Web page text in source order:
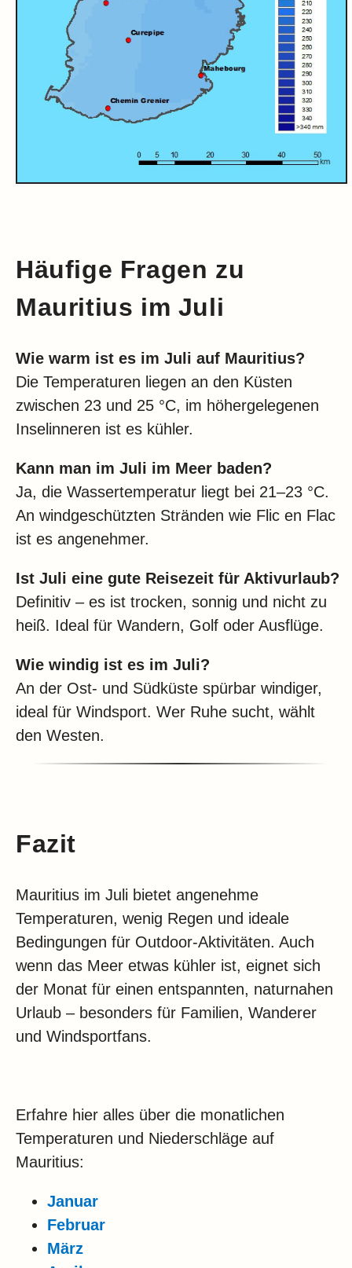
Häufige Fragen zu
Mauritius im Juli
Wie warm ist es im Juli auf Mauritius?
Die Temperaturen liegen an den Küsten
zwischen 23 und 25 °C, im höhergelegenen
Inselinneren ist es kühler.
Kann man im Juli im Meer baden?
Ja, die Wassertemperatur liegt bei 21–23 °C.
An windgeschützten Stränden wie Flic en Flac
ist es angenehmer.
Ist Juli eine gute Reisezeit für Aktivurlaub?
Definitiv – es ist trocken, sonnig und nicht zu
heiß. Ideal für Wandern, Golf oder Ausflüge.
Wie windig ist es im Juli?
An der Ost- und Südküste spürbar windiger,
ideal für Windsport. Wer Ruhe sucht, wählt
den Westen.
Fazit
Mauritius im Juli bietet angenehme
Temperaturen, wenig Regen und ideale
Bedingungen für Outdoor-Aktivitäten. Auch
wenn das Meer etwas kühler ist, eignet sich
der Monat für einen entspannten, naturnahen
Urlaub – besonders für Familien, Wanderer
und Windsportfans.
Erfahre hier alles über die monatlichen
Temperaturen und Niederschläge auf
Mauritius:
Januar
Februar
März